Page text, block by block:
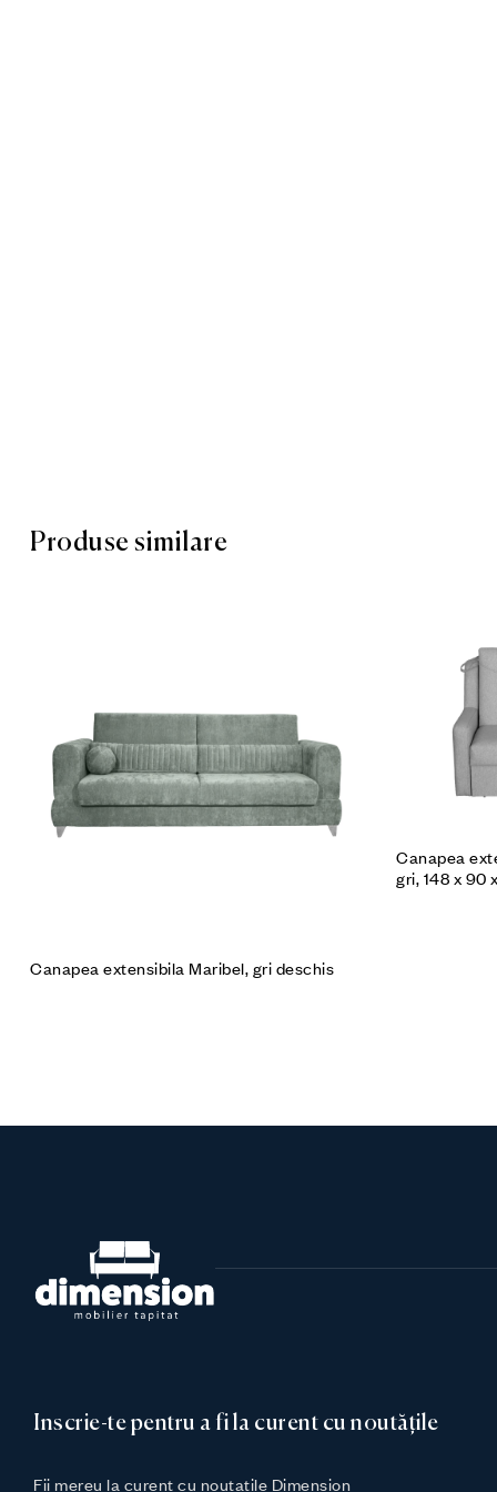
Produse similare
Canapea extensibila Maribel, gri deschis
Canapea
gri, 148 x 90
Inscrie-te pentru a fi la curent cu noutățile
Fii mereu la curent cu noutatile Dimension